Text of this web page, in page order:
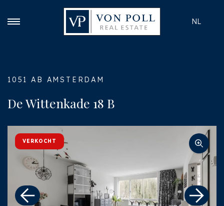
NL
1051 AB AMSTERDAM
De Wittenkade 18 B
VERKOCHT